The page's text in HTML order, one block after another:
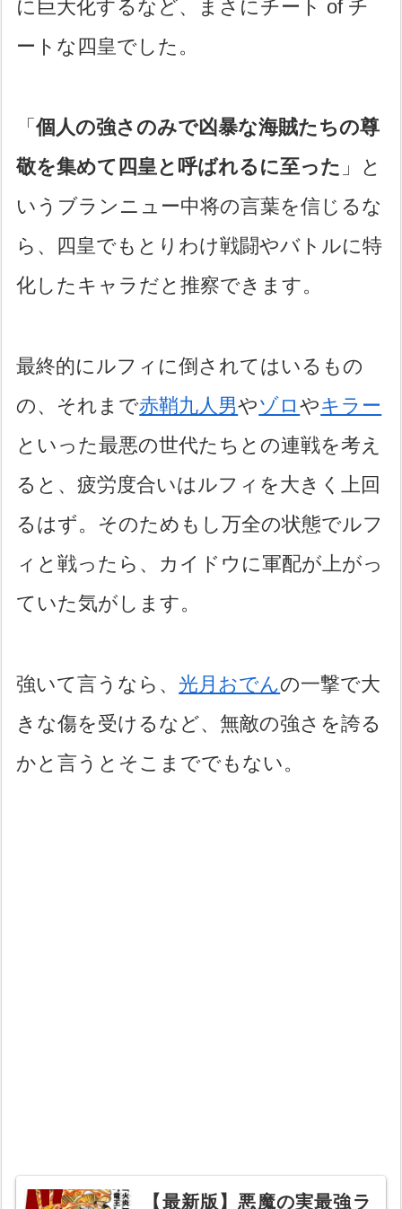
に巨大化するなど、まさにチート of チ
ートな四皇でした。
「個人の強さのみで凶暴な海賊たちの尊
敬を集めて四皇と呼ばれるに至った 」と
いうブランニュー中将の言葉を信じるな
ら、四皇でもとりわけ戦闘やバトルに特
化したキャラだと推察できます。
最終的にルフィに倒されてはいるもの
の、それまで赤鞘九人男やゾロやキラー
といった最悪の世代たちとの連戦を考え
ると、疲労度合いはルフィを大きく上回
るはず。そのためもし万全の状態でルフ
ィと戦ったら、カイドウに軍配が上がっ
ていた気がします。
強いて言うなら、光月おでんの一撃で大
きな傷を受けるなど、無敵の強さを誇る
かと言うとそこまででもない。
【最新版】悪魔の実最強ラ